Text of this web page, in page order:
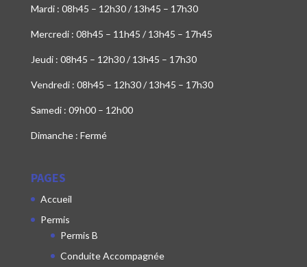
Mardi : 08h45 – 12h30 / 13h45 – 17h30
Mercredi : 08h45 – 11h45 / 13h45 – 17h45
Jeudi : 08h45 – 12h30 / 13h45 – 17h30
Vendredi : 08h45 – 12h30 / 13h45 – 17h30
Samedi : 09h00 – 12h00
Dimanche : Fermé
PAGES
Accueil
Permis
Permis B
Conduite Accompagnée